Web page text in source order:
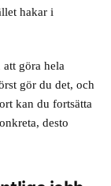
hakar i
göra hela
gör du det, och
kan du fortsätta
desto